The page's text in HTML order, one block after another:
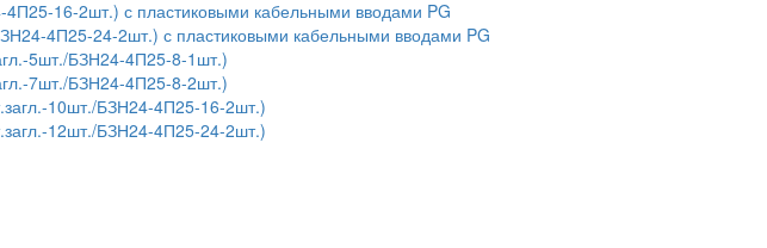
16-2шт.) с пластиковыми кабельными вводами PG
4П25-24-2шт.) с пластиковыми кабельными вводами PG
5шт./БЗН24-4П25-8-1шт.)
7шт./БЗН24-4П25-8-2шт.)
10шт./БЗН24-4П25-16-2шт.)
12шт./БЗН24-4П25-24-2шт.)